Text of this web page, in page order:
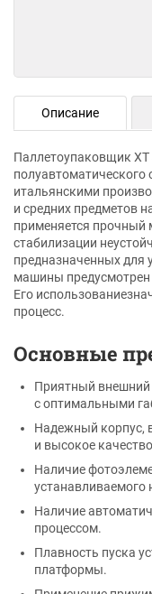
Описание
Паллетоупаковщик
полуавтоматического
итальянскими
и средних предметов
применяется прочный
стабилизации
предназначенных для
машины
Его
процесс.
Основные
Приятный внешний
с оптимальными
Надежный корпус,
и высокое
Наличие
устанавливаемого
Наличие
процессом.
Плавность пуска
платформы.